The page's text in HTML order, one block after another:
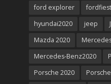
ford explorer
hyundai2020
jeep
Mazda 2020
Mercedes-Benz2020
Porsche 2020